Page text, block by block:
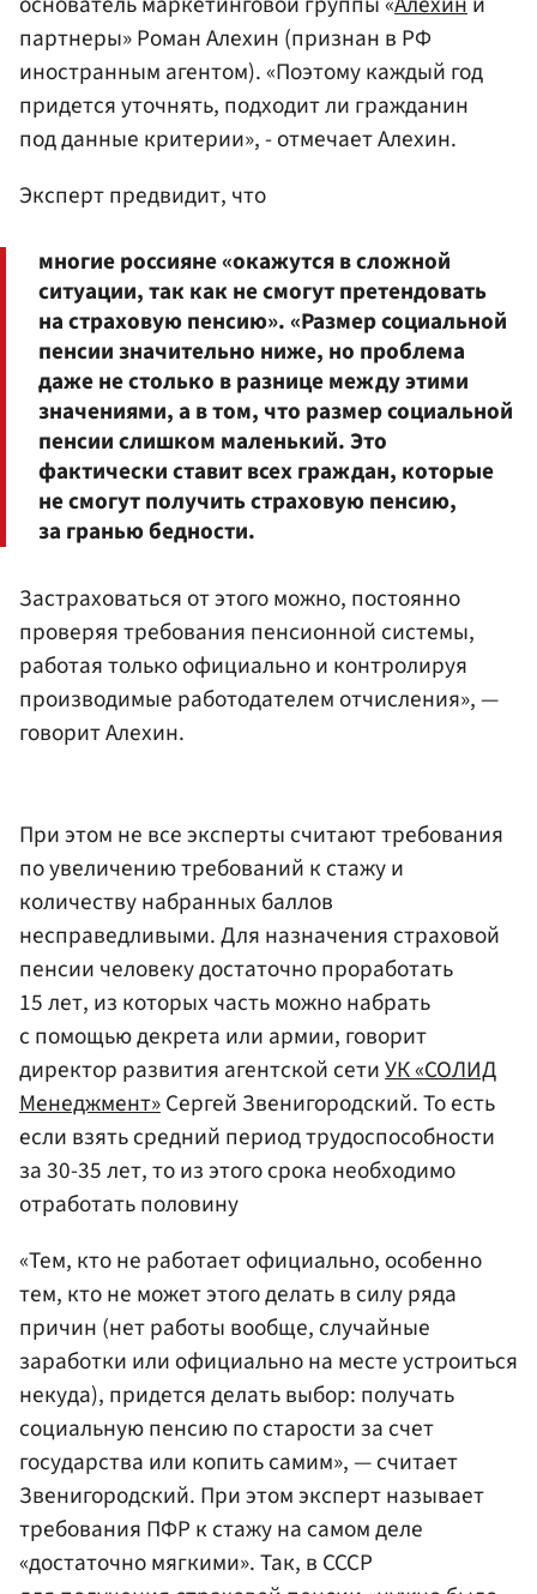
партнеры» Роман Алехин (признан в РФ
иностранным агентом). «Поэтому каждый год
придется уточнять, подходит ли гражданин
под данные критерии», - отмечает Алехин.
Эксперт предвидит, что
многие россияне «окажутся в сложной
ситуации, так как не смогут претендовать
на страховую пенсию». «Размер социальной
пенсии значительно ниже, но проблема
даже не столько в разнице между этими
значениями, а в том, что размер социальной
пенсии слишком маленький. Это
фактически ставит всех граждан, которые
не смогут получить страховую пенсию,
за гранью бедности.
Застраховаться от этого можно, постоянно
проверяя требования пенсионной системы,
работая только официально и контролируя
производимые работодателем отчисления», —
говорит Алехин.
При этом не все эксперты считают требования
по увеличению требований к стажу и
количеству набранных баллов
несправедливыми. Для назначения страховой
пенсии человеку достаточно проработать
15 лет, из которых часть можно набрать
с помощью декрета или армии, говорит
директор развития агентской сетиУК «СОЛИД
Менеджмент»Сергей Звенигородский. То есть
если взять средний период трудоспособности
за 30-35 лет, то из этого срока необходимо
отработать половину
«Тем, кто не работает официально, особенно
тем, кто не может этого делать в силу ряда
причин (нет работы вообще, случайные
заработки или официально на месте устроиться
некуда), придется делать выбор: получать
социальную пенсию по старости за счет
государства или копить самим», — считает
Звенигородский. При этом эксперт называет
требования ПФР к стажу на самом деле
«достаточно мягкими». Так, в СССР